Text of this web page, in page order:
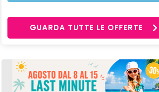
GUARDA TUTTE LE OFFERTE